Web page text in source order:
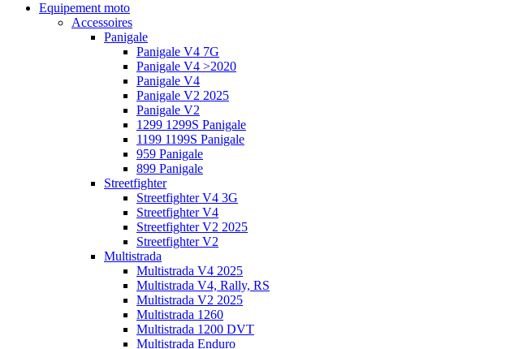
Equipement moto
Accessoires
Panigale
Panigale V4 7G
Panigale V4 >2020
Panigale V4
Panigale V2 2025
Panigale V2
1299 1299S Panigale
1199 1199S Panigale
959 Panigale
899 Panigale
Streetfighter
Streetfighter V4 3G
Streetfighter V4
Streetfighter V2 2025
Streetfighter V2
Multistrada
Multistrada V4 2025
Multistrada V4, Rally, RS
Multistrada V2 2025
Multistrada 1260
Multistrada 1200 DVT
Multistrada Enduro